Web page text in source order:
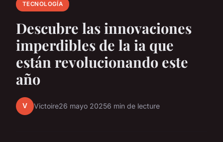
TECNOLOGÍA
Descubre las innovaciones
imperdibles de la ia que
están revolucionando este
año
V Victoire26 mayo 20256 min de lecture